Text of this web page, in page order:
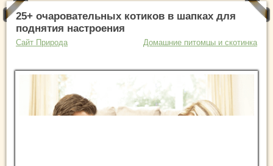
25+ очаровательных котиков в шапках для
поднятия настроения
Сайт Природа Домашние питомцы и скотинка